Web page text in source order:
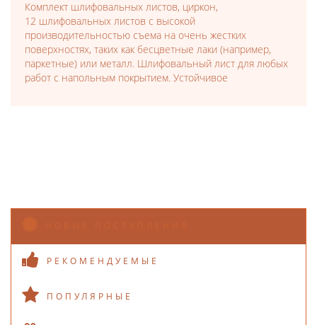
Комплект шлифовальных листов, циркон,
12 шлифовальных листов с высокой
производительностью съема на очень жестких
поверхностях, таких как бесцветные лаки (например,
паркетные) или металл. Шлифовальный лист для любых
работ с напольным покрытием. Устойчивое
РЕКОМЕНДУЕМЫЕ
ПОПУЛЯРНЫЕ